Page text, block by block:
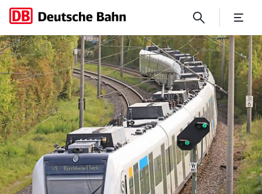
Ende der Sperrung der S-